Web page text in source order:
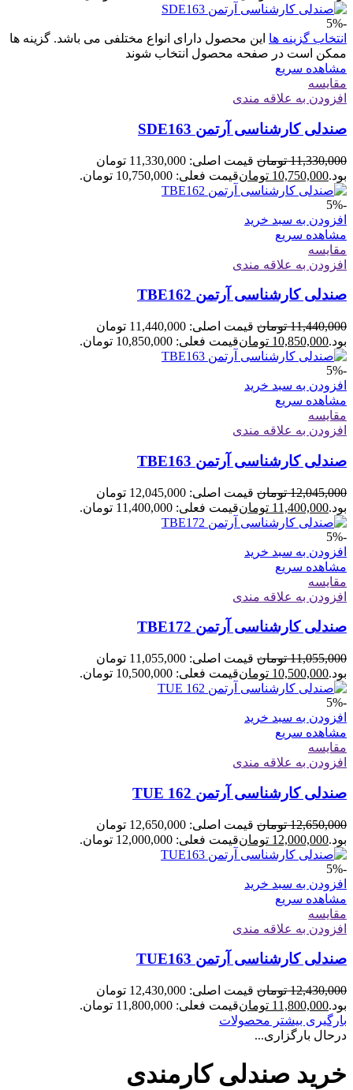
-5%
انتخاب گزینه ها این محصول دارای انواع مختلفی می باشد. گزینه ها
ممکن است در صفحه محصول انتخاب شوند
مشاهده سریع
مقایسه
افزودن به علاقه مندی
صندلی کارشناسی آرتمن SDE163
11,330,000 تومان
قیمت اصلی: 11,330,000 تومان
بود.10,750,000 تومانقیمت فعلی: 10,750,000 تومان.
-5%
افزودن به سبد خرید
مشاهده سریع
مقایسه
افزودن به علاقه مندی
صندلی کارشناسی آرتمن TBE162
11,440,000 تومان
قیمت اصلی: 11,440,000 تومان
بود.10,850,000 تومانقیمت فعلی: 10,850,000 تومان.
-5%
افزودن به سبد خرید
مشاهده سریع
مقایسه
افزودن به علاقه مندی
صندلی کارشناسی آرتمن TBE163
12,045,000 تومان
قیمت اصلی: 12,045,000 تومان
بود.11,400,000 تومانقیمت فعلی: 11,400,000 تومان.
-5%
افزودن به سبد خرید
مشاهده سریع
مقایسه
افزودن به علاقه مندی
صندلی کارشناسی آرتمن TBE172
11,055,000 تومان
قیمت اصلی: 11,055,000 تومان
بود.10,500,000 تومانقیمت فعلی: 10,500,000 تومان.
-5%
افزودن به سبد خرید
مشاهده سریع
مقایسه
افزودن به علاقه مندی
صندلی کارشناسی آرتمن TUE 162
12,650,000 تومان
قیمت اصلی: 12,650,000 تومان
بود.12,000,000 تومانقیمت فعلی: 12,000,000 تومان.
-5%
افزودن به سبد خرید
مشاهده سریع
مقایسه
افزودن به علاقه مندی
صندلی کارشناسی آرتمن TUE163
12,430,000 تومان
قیمت اصلی: 12,430,000 تومان
بود.11,800,000 تومانقیمت فعلی: 11,800,000 تومان.
بارگیری بیشتر محصولات
درحال بارگزاری...
خرید صندلی کارمندی